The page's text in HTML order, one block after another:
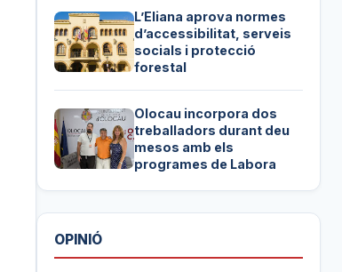
L’Eliana aprova normes
d’accessibilitat, serveis
socials i protecció
forestal
Olocau incorpora dos
treballadors durant deu
mesos amb els
programes de Labora
OPINIÓ